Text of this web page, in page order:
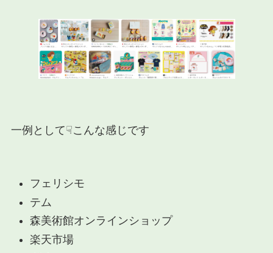
一例として☟こんな感じです
フェリシモ
テム
森美術館オンラインショップ
楽天市場